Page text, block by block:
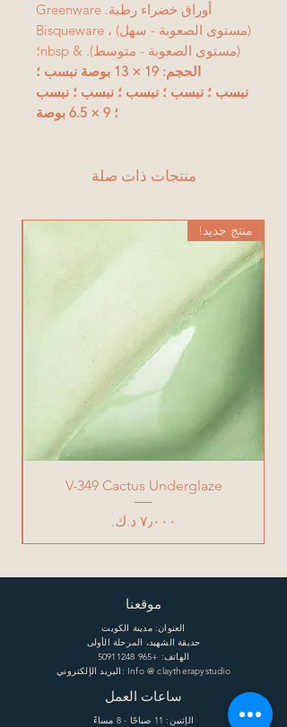
أوراق خضراء رطبة. Greenware
(مستوى الصعوبة - سهل) ، Bisqueware
(مستوى الصعوبة - متوسط). & nbsp؛
الحجم: 19 × 13 بوصة نبسب ؛
نبسب ؛ نبسب ؛ نبسب ؛ نبسب ؛ نبسب
؛ 9 × 6.5 بوصة
منتجات ذات صلة
منتج جديد!
V-349 Cactus Underglaze
السعر
موقعنا
العنوان: مدينة الكويت
حديقة الشهيد، المرحلة الأولى
الهاتف: +965 50911248
البريد الإلكتروني: Info @ claytherapystudio
ساعات العمل
الإثنين: 11 صباحًا - 8 مساءً